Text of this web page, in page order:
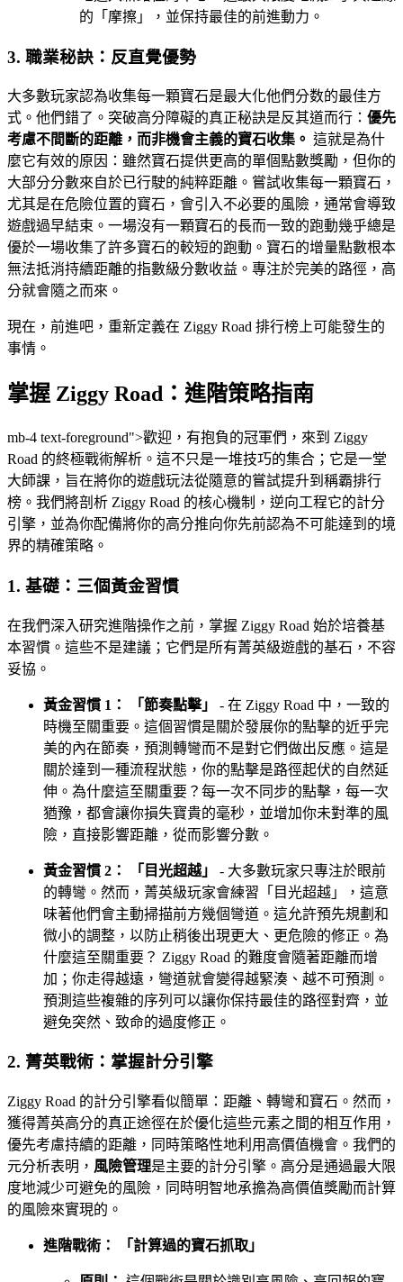
的「摩擦」，並保持最佳的前進動力。
3. 職業秘訣：反直覺優勢
大多數玩家認為收集每一顆寶石是最大化他們分数的最佳方
式。他們錯了。突破高分障礙的真正秘訣是反其道而行： 優先
考慮不間斷的距離，而非機會主義的寶石收集。 這就是為什
麼它有效的原因：雖然寶石提供更高的單個點數獎勵，但你的
大部分分數來自於已行駛的純粹距離。嘗試收集每一顆寶石，
尤其是在危險位置的寶石，會引入不必要的風險，通常會導致
遊戲過早結束。一場沒有一顆寶石的長而一致的跑動幾乎總是
優於一場收集了許多寶石的較短的跑動。寶石的增量點數根本
無法抵消持續距離的指數級分數收益。專注於完美的路徑，高
分就會隨之而來。
現在，前進吧，重新定義在 Ziggy Road 排行榜上可能發生的
事情。
掌握 Ziggy Road：進階策略指南
mb-4 text-foreground">歡迎，有抱負的冠軍們，來到 Ziggy
Road 的終極戰術解析。這不只是一堆技巧的集合；它是一堂
大師課，旨在將你的遊戲玩法從隨意的嘗試提升到稱霸排行
榜。我們將剖析 Ziggy Road 的核心機制，逆向工程它的計分
引擎，並為你配備將你的高分推向你先前認為不可能達到的境
界的精確策略。
1. 基礎：三個黃金習慣
在我們深入研究進階操作之前，掌握 Ziggy Road 始於培養基
本習慣。這些不是建議；它們是所有菁英級遊戲的基石，不容
妥協。
黃金習慣 1： 「節奏點擊」
- 在 Ziggy Road 中，一致的
時機至關重要。這個習慣是關於發展你的點擊的近乎完
美的內在節奏，預測轉彎而不是對它們做出反應。這是
關於達到一種流程狀態，你的點擊是路徑起伏的自然延
伸。為什麼這至關重要？每一次不同步的點擊，每一次
猶豫，都會讓你損失寶貴的毫秒，並增加你未對準的風
險，直接影響距離，從而影響分數。
黃金習慣 2： 「目光超越」
- 大多數玩家只專注於眼前
的轉彎。然而，菁英級玩家會練習「目光超越」，這意
味著他們會主動掃描前方幾個彎道。這允許預先規劃和
微小的調整，以防止稍後出現更大、更危險的修正。為
什麼這至關重要？ Ziggy Road 的難度會隨著距離而增
加；你走得越遠，彎道就會變得越緊湊、越不可預測。
預測這些複雜的序列可以讓你保持最佳的路徑對齊，並
避免突然、致命的過度修正。
2. 菁英戰術：掌握計分引擎
Ziggy Road 的計分引擎看似簡單：距離、轉彎和寶石。然而，
獲得菁英高分的真正途徑在於優化這些元素之間的相互作用，
優先考慮持續的距離，同時策略性地利用高價值機會。我們的
元分析表明， 風險管理是主要的計分引擎。高分是通過最大限
度地減少可避免的風險，同時明智地承擔為高價值獎勵而計算
的風險來實現的。
進階戰術： 「計算過的寶石抓取」